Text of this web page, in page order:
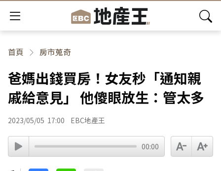
首頁 房市蒐奇
爸媽出錢買房！女友秒「通知親
戚給意見」 他傻眼放生：管太多
2023/05/05 17:00 EBC地產王
00:00